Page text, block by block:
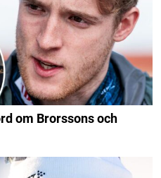
om Brorssons och